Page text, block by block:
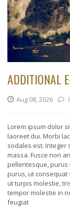
ADDITIONAL
Aug 08, 2026
Lorem ipsum dolor
laoreet dui. Morbi
sodales est. Integer
massa. Fusce non
pellentesque, purus
purus, ut consequat
ut turpis molestie,
tempor molestie in
feugiat